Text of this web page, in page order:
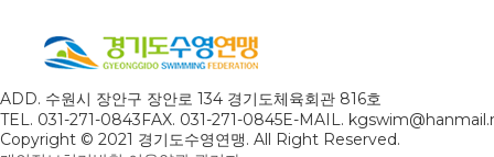
ADD. 수원시 장안구 장안로 134 경기도체육회관 816호
TEL. 031-271-0843FAX. 031-271-0845E-MAIL.
Copyright © 2021 경기도수영연맹. All Right Reserved.